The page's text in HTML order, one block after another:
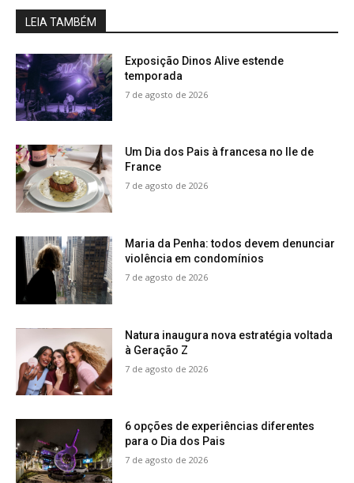
LEIA TAMBÉM
Exposição Dinos Alive estende
temporada
7 de agosto de 2026
Um Dia dos Pais à francesa no Ile de
France
7 de agosto de 2026
Maria da Penha: todos devem denunciar
violência em condomínios
7 de agosto de 2026
Natura inaugura nova estratégia voltada
à Geração Z
7 de agosto de 2026
6 opções de experiências diferentes
para o Dia dos Pais
7 de agosto de 2026